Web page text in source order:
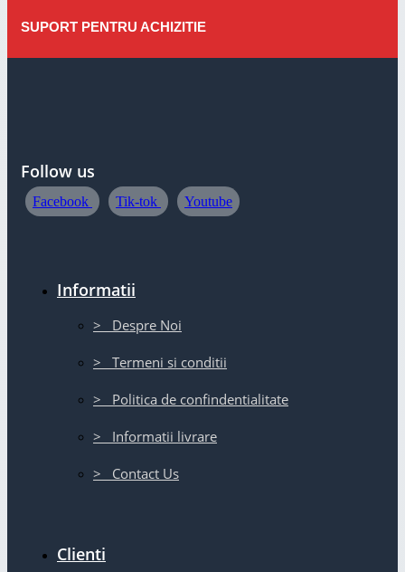
SUPORT PENTRU ACHIZITIE
Follow us
Facebook Tik-tok Youtube
Informatii
> Despre Noi
> Termeni si conditii
> Politica de confindentialitate
> Informatii livrare
> Contact Us
Clienti